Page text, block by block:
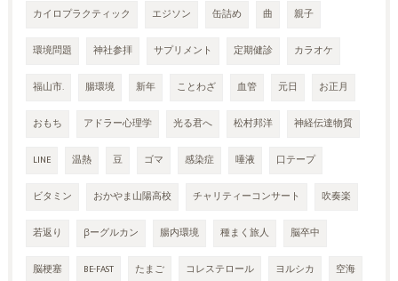
カイロプラクティック エジソン 缶詰め 曲 親子
環境問題 神社参拝 サプリメント 定期健診 カラオケ
福山市. 腸環境 新年 ことわざ 血管 元日 お正月
おもち アドラー心理学 光る君へ 松村邦洋 神経伝達物質
LINE 温熱 豆 ゴマ 感染症 唾液 口テープ
ビタミン おかやま山陽高校 チャリティーコンサート 吹奏楽
若返り βーグルカン 腸内環境 種まく旅人 脳卒中
脳梗塞 BE-FAST たまご コレステロール ヨルシカ 空海